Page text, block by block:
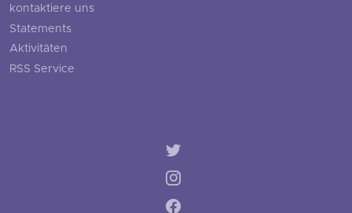
kontaktiere uns
Statements
Aktivitäten
RSS Service